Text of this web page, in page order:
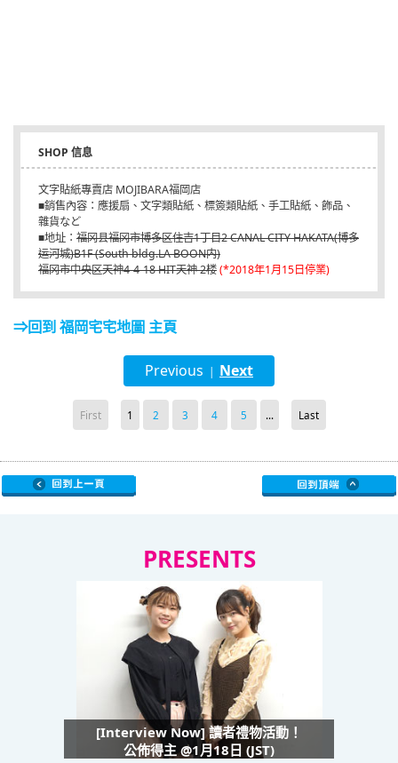
SHOP 信息
文字貼紙專賣店 MOJIBARA福岡店
■銷售內容：應援扇、文字類貼紙、標簽類貼紙、手工貼紙、飾品、
雜貨など
■地址： 福冈县福冈市博多区住吉1丁目2 CANAL CITY HAKATA(博多
运河城)B1F (South bldg.LA BOON内)
福冈市中央区天神4-4-18 HIT天神 2楼(*2018年1月15日停業)
⇒回到 福岡宅宅地圖 主頁
Previous | Next
First 1 2 3 4 5 ... Last
PRESENTS
[Interview Now] 讀者禮物活動！
公佈得主 @1月18日 (JST)